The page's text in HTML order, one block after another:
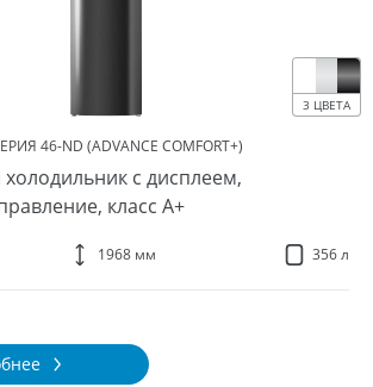
3 ЦВЕТА
46-ND (ADVANCE COMFORT+)
с дисплеем,
класс A+
1968 мм 356 л